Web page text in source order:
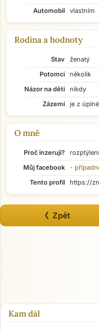
Automobil
vlastním
Rodina a hodnoty
Stav
ženatý
Potomci
několik
Názor na děti
nikdy
Zázemí
je z
O mně
Proč inzeruji?
rozptýlení
Můj facebook
-
Tento profil
https://
《 Zpět
Kam dál